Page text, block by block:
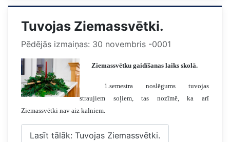
Tuvojas Ziemassvētki.
Pēdējās izmaiņas: 30 novembris -0001
Ziemassvētku gaidīšanas laiks skolā.
1.semestra noslēgums tuvojas
straujiem soļiem, tas nozīmē, ka arī
Ziemassvētki nav aiz kalniem.
Lasīt tālāk: Tuvojas Ziemassvētki.